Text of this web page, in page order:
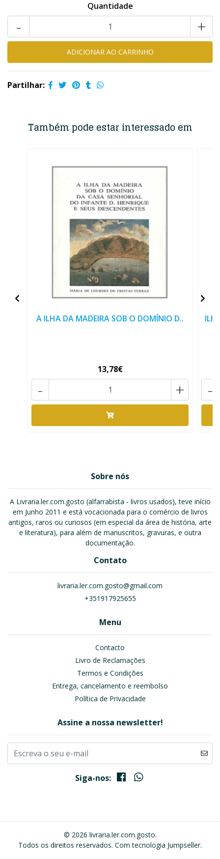
Quantidade
+
-
Partilhar:
Também pode estar interessado em
A ILHA DA MADEIRA SOB O DOMÍNIO D..
13,78€
+
- -
Sobre nós
A Livraria.ler.com.gosto (alfarrabista - livros usados), teve início
em Junho 2011 e está vocacionada para o comércio de livros
antigos, raros ou curiosos (em especial da área de história, arte
e literatura), para além de manuscritos, gravuras, e outra
documentação.
Contato
livraria.ler.com.gosto@gmail.com
+351917925655
Menu
Contacto
Livro de Reclamações
Termos e Condições
Entrega, cancelamento e reembolso
Política de Privacidade
Assine a nossa newsletter!
Siga-nos:
© 2026 livraria.ler.com.gosto.
Todos os direitos reservados. Com tecnologia Jumpseller.